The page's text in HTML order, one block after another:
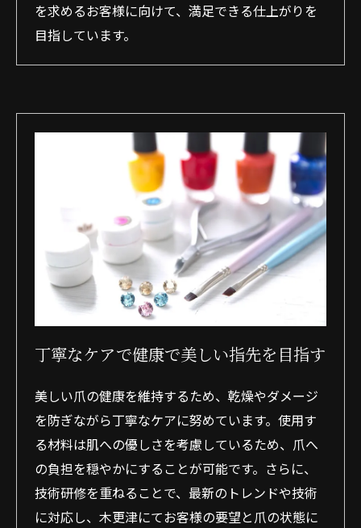
を求めるお客様に向けて、満足できる仕上がりを
目指しています。
丁寧なケアで健康で美しい指先を目指す
美しい爪の健康を維持するため、乾燥やダメージ
を防ぎながら丁寧なケアに努めています。使用す
る材料は肌への優しさを考慮しているため、爪へ
の負担を穏やかにすることが可能です。さらに、
技術研修を重ねることで、最新のトレンドや技術
に対応し、木更津にてお客様の要望と爪の状態に